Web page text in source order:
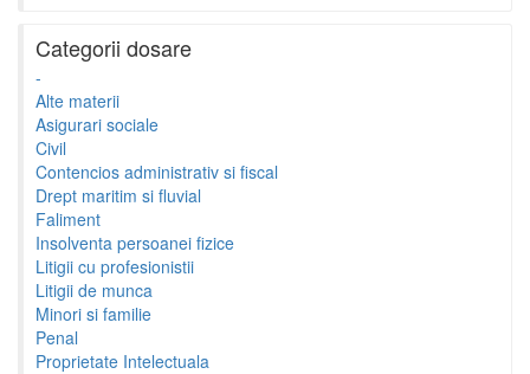
Categorii dosare
-
Alte materii
Asigurari sociale
Civil
Contencios administrativ si fiscal
Drept maritim si fluvial
Faliment
Insolventa persoanei fizice
Litigii cu profesionistii
Litigii de munca
Minori si familie
Penal
Proprietate Intelectuala